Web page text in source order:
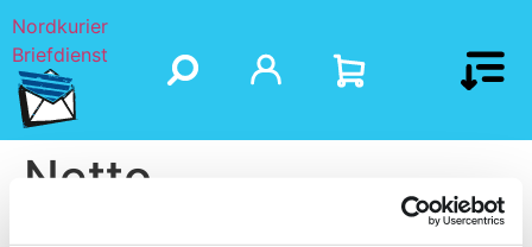
Nordkurier
Briefdienst
Netto